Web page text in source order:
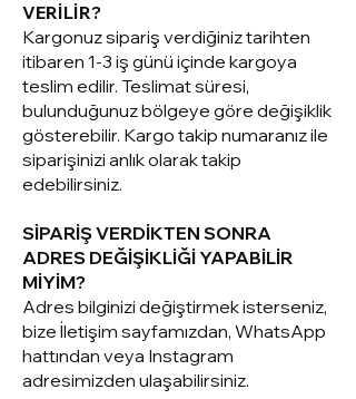
VERİLİR?
Kargonuz sipariş verdiğiniz tarihten
itibaren 1-3 iş günü içinde kargoya
teslim edilir. Teslimat süresi,
bulunduğunuz bölgeye göre değişiklik
gösterebilir. Kargo takip numaranız ile
siparişinizi anlık olarak takip
edebilirsiniz.
SİPARİŞ VERDİKTEN SONRA
ADRES DEĞİŞİKLİĞİ YAPABİLİR
MİYİM?
Adres bilginizi değiştirmek isterseniz,
bize İletişim sayfamızdan, WhatsApp
hattından veya Instagram
adresimizden ulaşabilirsiniz.